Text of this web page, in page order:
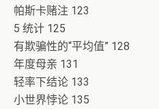
帕斯卡赌注 123
5 统计 125
有欺骗性的“平均值” 128
年度母亲 131
轻率下结论 133
小世界悖论 135